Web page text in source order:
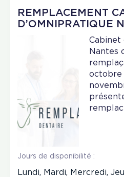
REMPLACEMENT
D’OMNIPRATIQUE
Cabinet
Nantes
octobre
Jours de disponibilité :
Lundi, Mardi, Mercredi,